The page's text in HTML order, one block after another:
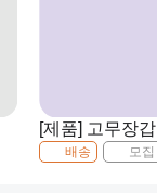
[제품] 고무장
배송 모집